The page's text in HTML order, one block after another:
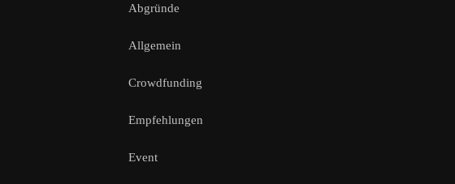
Abgründe
Allgemein
Crowdfunding
Empfehlungen
Event